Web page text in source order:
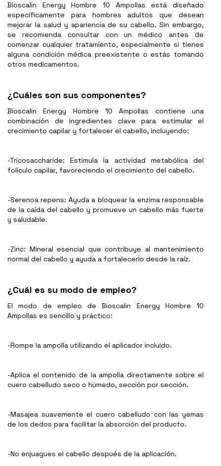
Bioscalin Energy Hombre 10 Ampollas está diseñado
específicamente para hombres adultos que desean
mejorar la salud y apariencia de su cabello. Sin embargo,
se recomienda consultar con un médico antes de
comenzar cualquier tratamiento, especialmente si tienes
alguna condición médica preexistente o estás tomando
otros medicamentos.
¿Cuáles son sus componentes?
Bioscalin Energy Hombre 10 Ampollas contiene una
combinación de ingredientes clave para estimular el
crecimiento capilar y fortalecer el cabello, incluyendo:
-Tricosaccharide: Estimula la actividad metabólica del
folículo capilar, favoreciendo el crecimiento del cabello.
-Serenoa repens: Ayuda a bloquear la enzima responsable
de la caída del cabello y promueve un cabello más fuerte
y saludable.
-Zinc: Mineral esencial que contribuye al mantenimiento
normal del cabello y ayuda a fortalecerlo desde la raíz.
¿Cuál es su modo de empleo?
El modo de empleo de Bioscalin Energy Hombre 10
Ampollas es sencillo y práctico:
-Rompe la ampolla utilizando el aplicador incluido.
-Aplica el contenido de la ampolla directamente sobre el
cuero cabelludo seco o húmedo, sección por sección.
-Masajea suavemente el cuero cabelludo con las yemas
de los dedos para facilitar la absorción del producto.
-No enjuagues el cabello después de la aplicación.